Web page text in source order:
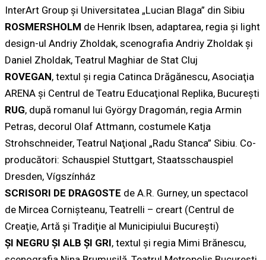
InterArt Group şi Universitatea „Lucian Blaga” din Sibiu
ROSMERSHOLM de Henrik Ibsen, adaptarea, regia şi light
design-ul Andriy Zholdak, scenografia Andriy Zholdak şi
Daniel Zholdak, Teatrul Maghiar de Stat Cluj
ROVEGAN, textul şi regia Catinca Drăgănescu, Asociaţia
ARENA şi Centrul de Teatru Educaţional Replika, București
RUG, după romanul lui György Dragomán, regia Armin
Petras, decorul Olaf Attmann, costumele Katja
Strohschneider, Teatrul Naţional „Radu Stanca” Sibiu. Co-
producători: Schauspiel Stuttgart, Staatsschauspiel
Dresden, Vígszínház
SCRISORI DE DRAGOSTE de A.R. Gurney, un spectacol
de Mircea Cornişteanu, Teatrelli – creart (Centrul de
Creaţie, Artă şi Tradiţie al Municipiului Bucureşti)
ŞI NEGRU ŞI ALB ŞI GRI, textul şi regia Mimi Brănescu,